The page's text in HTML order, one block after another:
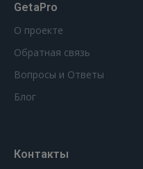
GetaPro
О проекте
Обратная связь
Вопросы и Ответы
Блог
Контакты